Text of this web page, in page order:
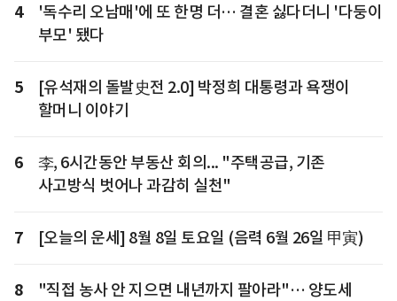
4
'독수리 오남매'에 또 한명 더… 결혼 싫다더니 '다둥이
부모' 됐다
5
[유석재의 돌발史전 2.0] 박정희 대통령과 욕쟁이
할머니 이야기
6
李, 6시간동안 부동산 회의... "주택공급, 기존
사고방식 벗어나 과감히 실천"
7 [오늘의 운세] 8월 8일 토요일 (음력 6월 26일 甲寅)
8
"직접 농사 안 지으면 내년까지 팔아라"… 양도세